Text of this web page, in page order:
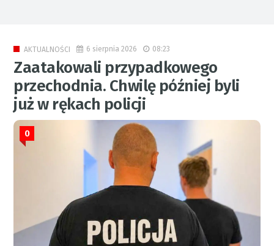
AKTUALNOŚCI 6 sierpnia 2026 08:23
Zaatakowali przypadkowego
przechodnia. Chwilę później byli
już w rękach policji
0